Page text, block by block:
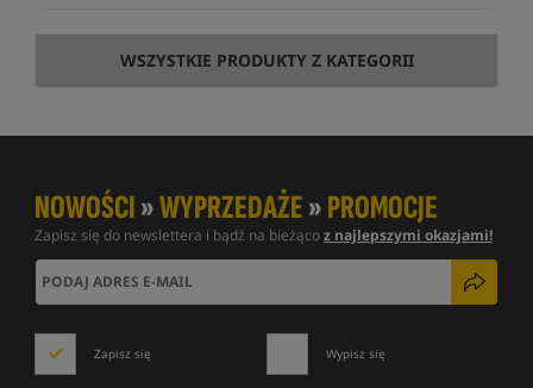
WSZYSTKIE PRODUKTY Z KATEGORII
NOWOŚCI»WYPRZEDAŻE»PROMOCJE
Zapisz się do newslettera i bądź na bieżącoz najlepszymi okazjami!
Zapisz się Wypisz się